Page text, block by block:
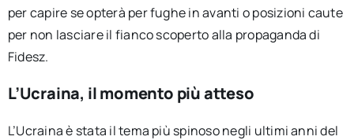
per capire se opterà per fughe in avanti o posizioni caute
per non lasciare il fianco scoperto alla propaganda di
Fidesz.
L’Ucraina, il momento più atteso
L’Ucraina è stata il tema più spinoso negli ultimi anni del